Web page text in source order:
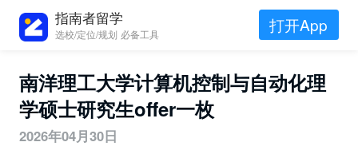
指南者留学
选校/定位/规划 必备工具 打开App
南洋理工大学计算机控制与自动化理
学硕士研究生offer一枚
2026年04月30日